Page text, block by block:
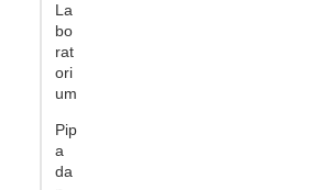
La
bo
rat
ori
um
Pip
a
da